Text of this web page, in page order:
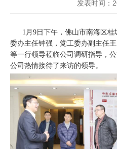
发表时间：
1月9日下午，佛山市南海区
委办主任钟强，党工委办副主任
等一行领导莅临公司调研指导，
公司热情接待了来访的领导。